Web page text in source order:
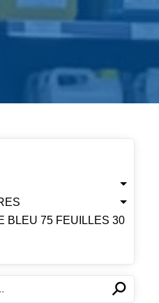
BLEU 75 FEUILLES 30
✕⚲